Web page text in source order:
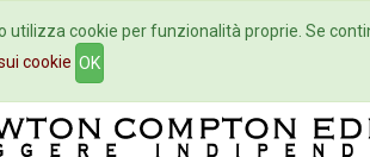
Autori Eventi
utilizza cookie per funzionalità proprie. Se
cookie OK